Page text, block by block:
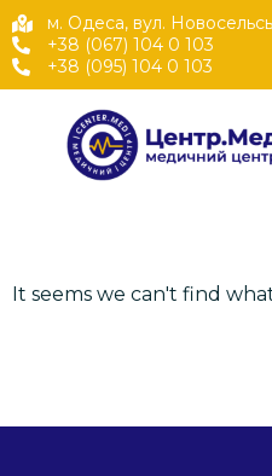
м. Одеса, вул.
+38 (067) 104 0 103
+38 (095) 104 0 103
It seems we can't find